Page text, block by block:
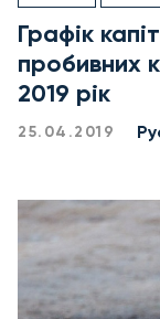
Графік
пробивних
2019 рік
25.04.2019